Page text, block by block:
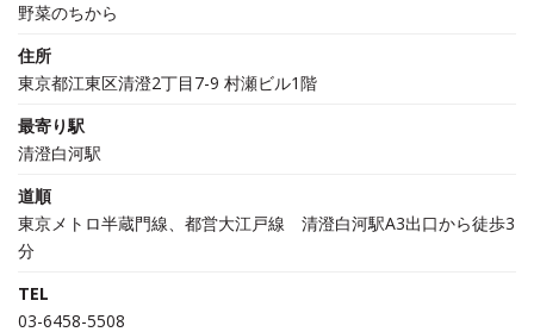
野菜のちから
住所
東京都江東区清澄2丁目7-9 村瀬ビル1階
最寄り駅
清澄白河駅
道順
東京メトロ半蔵門線、都営大江戸線 清澄白河駅A3出口から徒歩3
分
TEL
03-6458-5508